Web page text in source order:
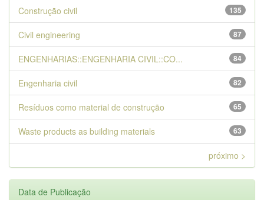
135
Construção civil
87
Civil engineering
84
ENGENHARIAS::ENGENHARIA CIVIL::CO...
82
Engenharia civil
65
Resíduos como material de construção
63
Waste products as building materials
próximo >
Data de Publicação